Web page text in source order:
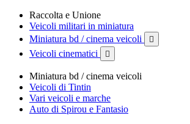
Raccolta e Unione
Veicoli militari in miniatura
Miniatura bd / cinema veicoli

Veicoli cinematici 
Miniatura bd / cinema veicoli
Veicoli di Tintin
Vari veicoli e marche
Auto di Spirou e Fantasio